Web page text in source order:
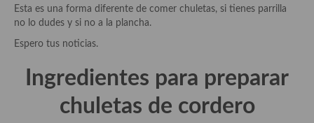
Especias, mezclas de especias
Aceites
Mojos y pastas
Esta es una forma diferente de comer chuletas, si tienes parrilla
no lo dudes y si no a la plancha.
Espero tus noticias.
Ingredientes para preparar
chuletas de cordero